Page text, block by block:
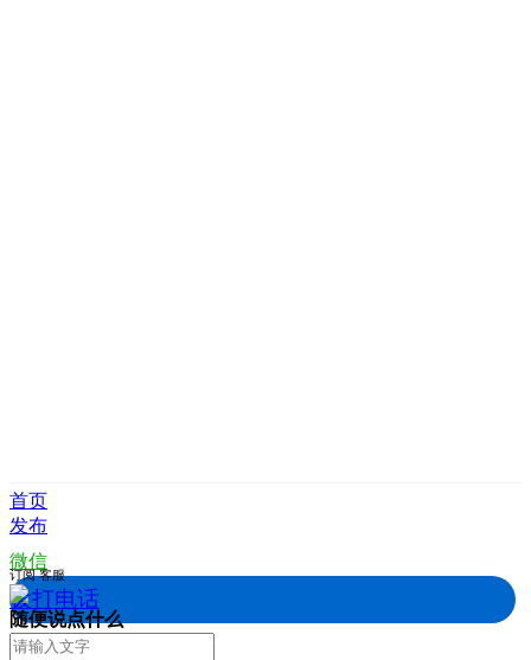
首页
发布
微信
拨打电话
订阅 客服
随便说点什么